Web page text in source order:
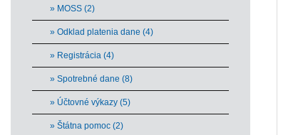
» MOSS (2)
» Odklad platenia dane (4)
» Registrácia (4)
» Spotrebné dane (8)
» Účtovné výkazy (5)
» Štátna pomoc (2)